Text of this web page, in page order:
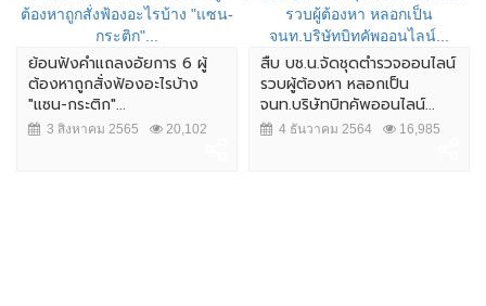
ย้อนฟังคำเเถลงอัยการ 6 ผู้
ต้องหาถูกสั่งฟ้องอะไรบ้าง
"แซน-กระติก"...
3 สิงหาคม 2565 20,102
สืบ บช.น.จัดชุดตำรวจออนไลน์
รวบผู้ต้องหา หลอกเป็น
จนท.บริษัทบิทคัพออนไลน์...
4 ธันวาคม 2564 16,985